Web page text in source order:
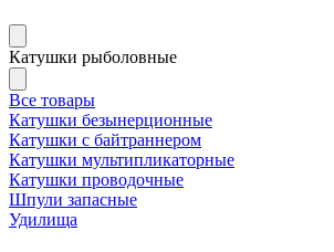
Катушки рыболовные
Все товары
Катушки безынерционные
Катушки с байтраннером
Катушки мультипликаторные
Катушки проводочные
Шпули запасные
Удилища